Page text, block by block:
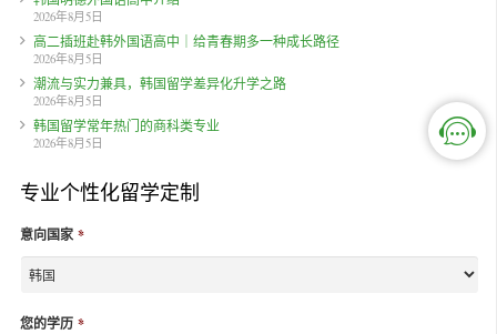
2026年8月5日
高二插班赴韩外国语高中｜给青春期多一种成长路径
2026年8月5日
潮流与实力兼具，韩国留学差异化升学之路
2026年8月5日
韩国留学常年热门的商科类专业
2026年8月5日
专业个性化留学定制
意向国家 *
您的学历 *